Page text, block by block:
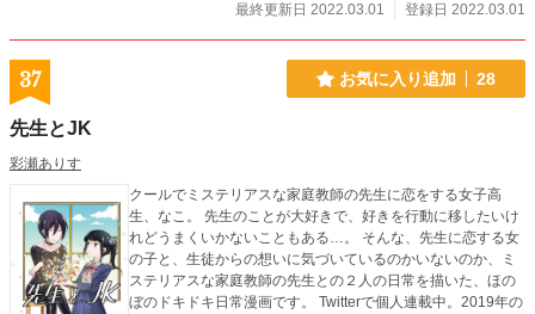
最終更新日 2022.03.01
登録日 2022.03.01
37 お気に入り追加 28
先生とJK
彩瀬ありす
クールでミステリアスな家庭教師の先生に恋をする女子高
生、なこ。 先生のことが大好きで、好きを行動に移したいけ
れどうまくいかないこともある…。 そんな、先生に恋する女
の子と、生徒からの想いに気づいているのかいないのか、ミ
ステリアスな家庭教師の先生との２人の日常を描いた、ほの
ぼのドキドキ日常漫画です。 Twitterで個人連載中。2019年の